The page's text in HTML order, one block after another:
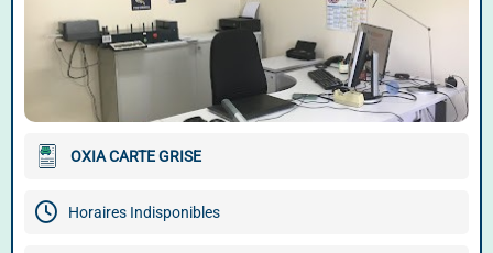
OXIA CARTE GRISE
Horaires Indisponibles